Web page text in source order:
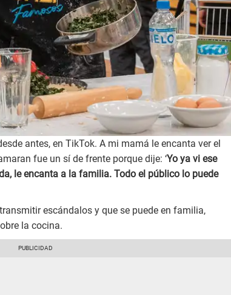
antes, en TikTok. A mi mamá le encanta ver el
fue un sí de frente porque dije: ‘Yo ya vi ese
le encanta a la familia. Todo el público lo puede
escándalos y que se puede en familia,
la cocina.